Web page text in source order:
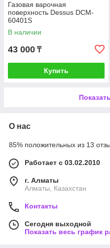
Газовая варочная
поверхность Dessus DCM-
60401S
В наличии
43 000 ₸
Купить
О нас
85% положительных из 13
Работает с 03.02.2010
г. Алматы
Алматы, Казахстан
Контакты
Сегодня выходной
Показать весь график